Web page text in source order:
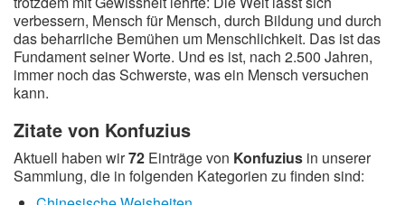
verbessern, Mensch für Mensch, durch Bildung und durch
das beharrliche Bemühen um Menschlichkeit. Das ist das
Fundament seiner Worte. Und es ist, nach 2.500 Jahren,
immer noch das Schwerste, was ein Mensch versuchen
kann.
Zitate von Konfuzius
Aktuell haben wir72 Einträge von Konfuzius in unserer
Sammlung, die in folgenden Kategorien zu finden sind: